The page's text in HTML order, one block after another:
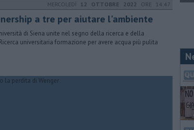
MERCOLEDÌ 12 OTTOBRE 2022 ORE 14:47
a tre per aiutare l'ambiente
di Siena unite nel segno della ricerca e della
universitaria formazione per avere acqua più pulita